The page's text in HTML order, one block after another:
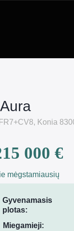
Konia
000 €
mėgstamiausių
Gyvenamasis
plotas:
Miegamieji: